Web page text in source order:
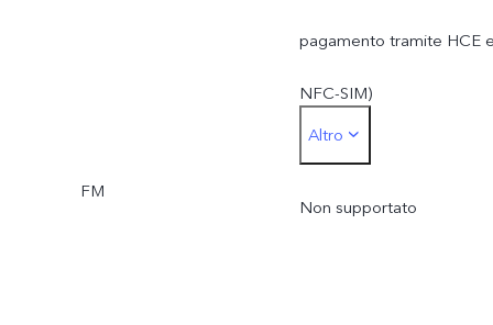
pagamento tramite HCE
NFC-SIM)
*La scheda SIM utilizzata
per il pagamento tramite
Altro
FM
Non supportato